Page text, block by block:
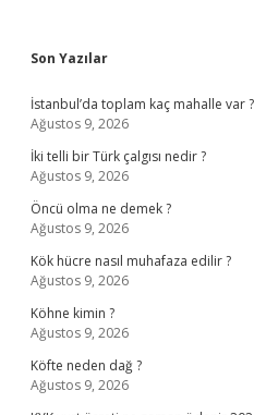
Sidebar
Son Yazılar
İstanbul’da toplam kaç mahalle var ?
Ağustos 9, 2026
İki telli bir Türk çalgısı nedir ?
Ağustos 9, 2026
Öncü olma ne demek ?
Ağustos 9, 2026
Kök hücre nasıl muhafaza edilir ?
Ağustos 9, 2026
Köhne kimin ?
Ağustos 9, 2026
Köfte neden dağ ?
Ağustos 9, 2026